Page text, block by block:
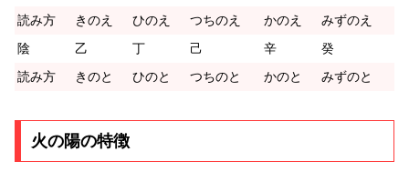
読み方
きのえ ひのえ つちのえ かのえ
みずのえ
陰
乙 丁 己 辛
癸
読み方
きのと ひのと つちのと かのと みずのと
火の陽の特徴